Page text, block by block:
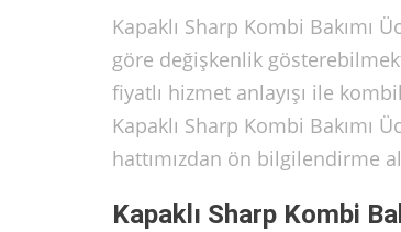
Kapaklı Sharp Kombi Bakımı
göre değişkenlik
fiyatlı hizmet anlayışı ile
Kapaklı Sharp Kombi Bakımı
hattımızdan ön bilgilendirme
Kapaklı Sharp Kombi